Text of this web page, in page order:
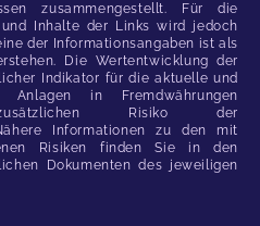
zusammengestellt. Für die
Inhalte der Links wird jedoch
der Informationsangaben ist als
Die Wertentwicklung der
Indikator für die aktuelle und
Anlagen in Fremdwährungen
Risiko der
Informationen zu den mit
Risiken finden Sie in den
Dokumenten des jeweiligen